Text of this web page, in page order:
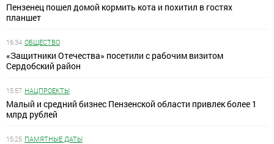
Пензенец пошел домой кормить кота и похитил в гостях
планшет
16:34 ОБЩЕСТВО
«Защитники Отечества» посетили с рабочим визитом
Сердобский район
15:57 НАЦПРОЕКТЫ
Малый и средний бизнес Пензенской области привлек более 1
млрд рублей
15:25 ПАМЯТНЫЕ ДАТЫ